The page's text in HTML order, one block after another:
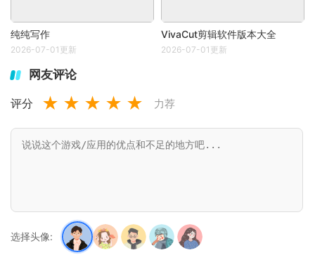
纯纯写作
2026-07-01更新
VivaCut剪辑软件版本大全
2026-07-01更新
网友评论
评分 ★ ★ ★ ★ ★ 力荐
选择头像: